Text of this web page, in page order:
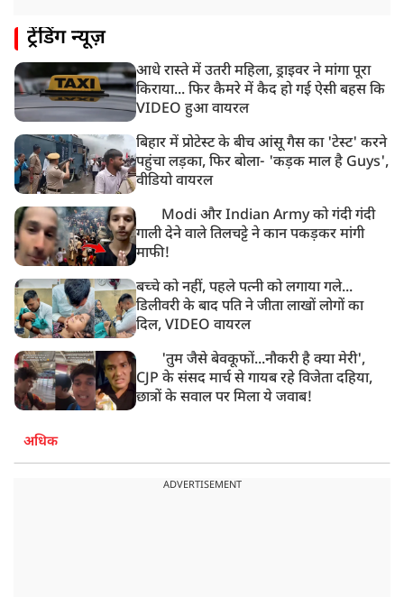
हिमाचल के चंबा में बड़ा सड़क हादसा, 7 यात्रियों की मौत; 11
9:23 AM
सलमान खान के घर के बाहर ड्यूटी पर तैनात पुलिसकर्मी की मौत,
अचानक बिगड़ी थी तबीयत
ट्रेंडिंग न्यूज़
आधे रास्ते में उतरी महिला, ड्राइवर ने मांगा पूरा
किराया... फिर कैमरे में कैद हो गई ऐसी बहस कि
VIDEO हुआ वायरल
बिहार में प्रोटेस्ट के बीच आंसू गैस का 'टेस्ट' करने
पहुंचा लड़का, फिर बोला- 'कड़क माल है Guys',
वीडियो वायरल
Modi और Indian Army को गंदी गंदी
गाली देने वाले तिलचट्टे ने कान पकड़कर मांगी
माफी!
बच्चे को नहीं, पहले पत्नी को लगाया गले...
डिलीवरी के बाद पति ने जीता लाखों लोगों का
दिल, VIDEO वायरल
'तुम जैसे बेवकूफों...नौकरी है क्या मेरी',
CJP के संसद मार्च से गायब रहे विजेता दहिया,
छात्रों के सवाल पर मिला ये जवाब!
अधिक
ADVERTISEMENT